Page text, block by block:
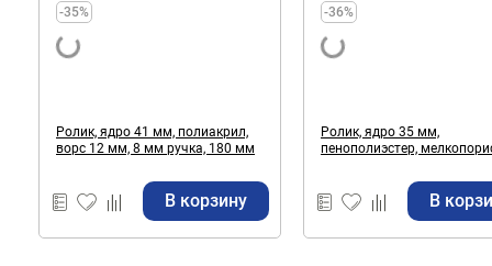
-35%
Ролик, ядро 41 мм, полиакрил,
ворс 12 мм, 8 мм ручка, 180 мм
В корзину
-36%
Ролик, ядро 35 мм,
пенополиэстер,
В